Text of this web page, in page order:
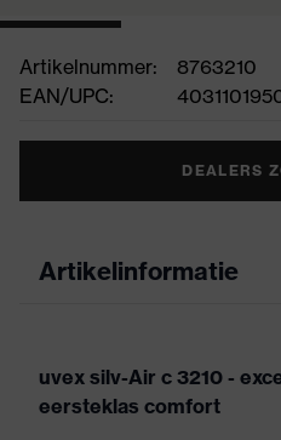
Artikelnummer:
8763210
EAN/UPC:
DEALERS
Artikelinformatie
uvex silv-Air c 3210 -
eersteklas comfort